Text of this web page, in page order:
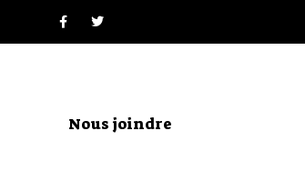
Nous joindre